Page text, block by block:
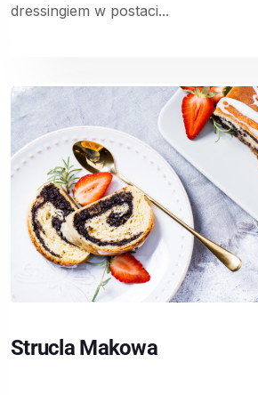
dressingiem w postaci...
Strucla Makowa